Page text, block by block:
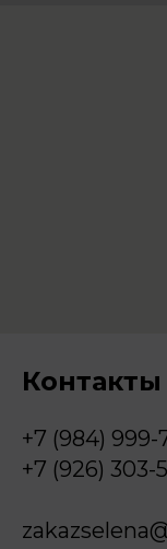
Контакты
+7 (984) 999-
+7 (926) 303-